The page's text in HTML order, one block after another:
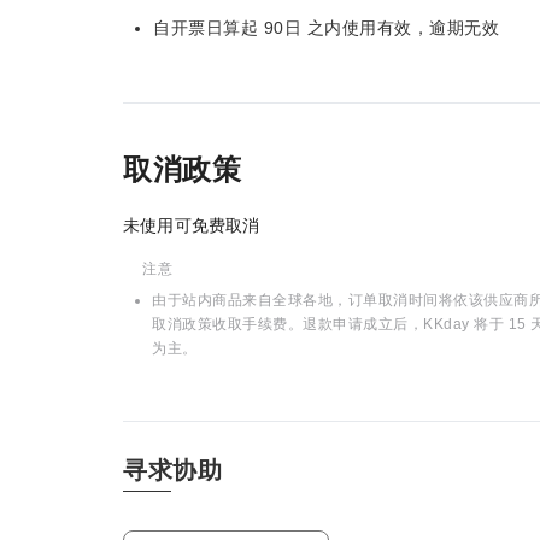
自开票日算起 90日 之内使用有效，逾期无效
取消政策
未使用可免费取消
注意
由于站内商品来自全球各地，订单取消时间将依该供应
取消政策收取手续费。退款申请成立后，KKday 将于 15
为主。
寻求协助